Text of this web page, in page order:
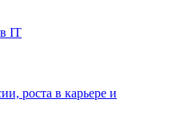
IT
роста в карьере и